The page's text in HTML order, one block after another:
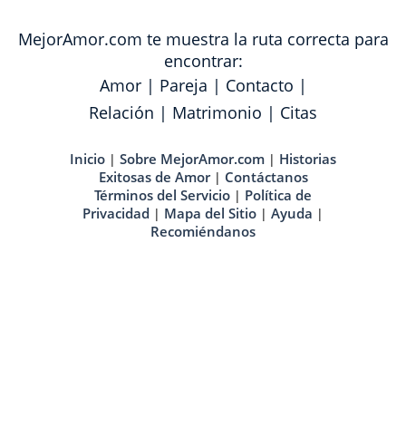
MejorAmor.com te muestra la ruta correcta para
encontrar:
Amor| Pareja | Contacto |
Relación | Matrimonio | Citas
Inicio | Sobre MejorAmor.com | Historias
Exitosas de Amor| Contáctanos
Términos del Servicio | Política de
Privacidad | Mapa del Sitio | Ayuda |
Recomiéndanos